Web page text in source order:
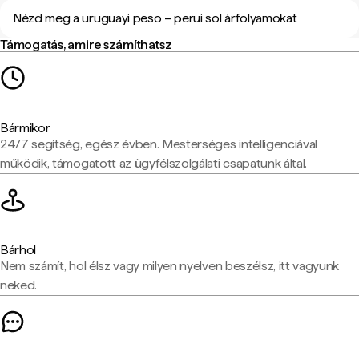
Nézd meg a uruguayi peso – perui sol árfolyamokat
Támogatás, amire számíthatsz
Bármikor
24/7 segítség, egész évben. Mesterséges intelligenciával
működik, támogatott az ügyfélszolgálati csapatunk által.
Bárhol
Nem számít, hol élsz vagy milyen nyelven beszélsz, itt vagyunk
neked.